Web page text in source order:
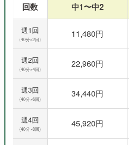
回数 中1〜中2
週1回
(40分×2回)
11,480円
週2回
(40分×4回)
22,960円
週3回
(40分×6回)
34,440円
週4回
(40分×8回)
45,920円